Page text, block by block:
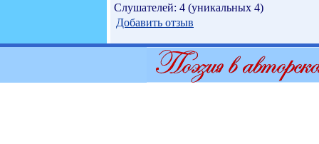
Слушателей: 4 (уникальных 4)
Добавить отзыв